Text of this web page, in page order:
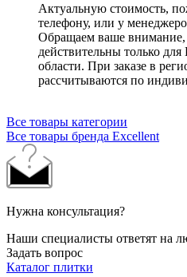
Актуальную стоимость,
телефону, или у
Обращаем ваше
действительны только
области. При заказе в
рассчитываются по
Все товары категории
Все товары бренда Excellent
Нужна консультация?
Наши специалисты ответят на
Задать вопрос
Каталог плитки